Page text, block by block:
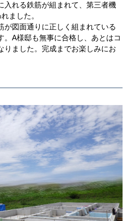
入れる鉄筋が組まれて、第三者機
ました。
が図面通りに正しく組まれている
。A様邸も無事に合格し、あとはコ
りました。完成までお楽しみにお